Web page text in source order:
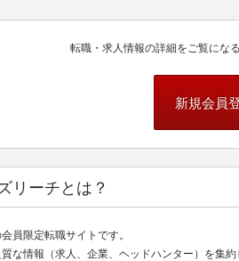
転職・求人情報の詳細をご覧にな
新規会員
リーチとは？
員限定転職サイトです。
な情報（求人、企業、ヘッドハンター）を集